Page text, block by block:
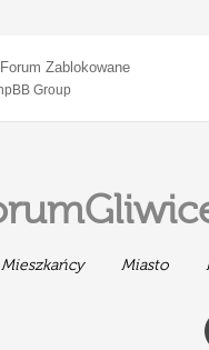
Forum Zablokowane
Group
Mieszkańcy Miasto